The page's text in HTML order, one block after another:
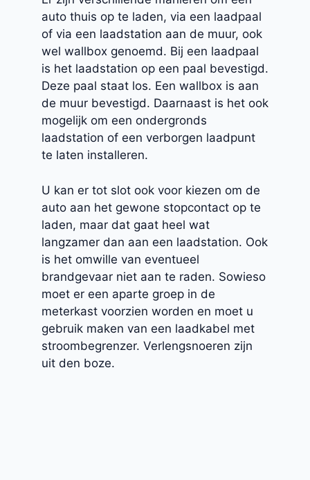
auto thuis op te laden, via een laadpaal
of via een laadstation aan de muur, ook
wel wallbox genoemd. Bij een laadpaal
is het laadstation op een paal bevestigd.
Deze paal staat los. Een wallbox is aan
de muur bevestigd. Daarnaast is het ook
mogelijk om een ondergronds
laadstation of een verborgen laadpunt
te laten installeren.
U kan er tot slot ook voor kiezen om de
auto aan het gewone stopcontact op te
laden, maar dat gaat heel wat
langzamer dan aan een laadstation. Ook
is het omwille van eventueel
brandgevaar niet aan te raden. Sowieso
moet er een aparte groep in de
meterkast voorzien worden en moet u
gebruik maken van een laadkabel met
stroombegrenzer. Verlengsnoeren zijn
uit den boze.